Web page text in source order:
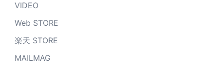
VIDEO
Web STORE
楽天 STORE
MAILMAG